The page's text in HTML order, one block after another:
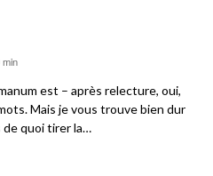
min
est – après relecture, oui,
Mais je vous trouve bien dur
de quoi tirer la…